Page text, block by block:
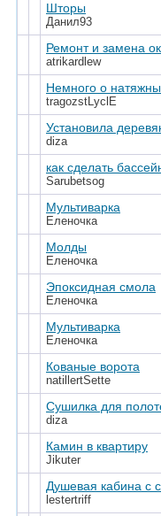
Шторы
Данил93
Ремонт и замена
atrikardlew
Немного о
tragozstLyclE
Установила
diza
как сделать
Sarubetsog
Мультиварка
Еленочка
Молды
Еленочка
Эпоксидная смола
Еленочка
Мультиварка
Еленочка
Кованые ворота
natillertSette
Сушилка для
diza
Камин в квартиру
Jikuter
Душевая кабина с
lestertriff